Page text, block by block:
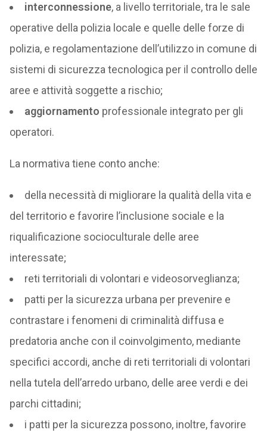
interconnessione, a livello territoriale, tra le sale
operative della polizia locale e quelle delle forze di
polizia, e regolamentazione dell’utilizzo in comune di
sistemi di sicurezza tecnologica per il controllo delle
aree e attività soggette a rischio;
aggiornamento professionale integrato per gli
operatori.
La normativa tiene conto anche:
della necessità di migliorare la qualità della vita e
del territorio e favorire l’inclusione sociale e la
riqualificazione socioculturale delle aree
interessate;
reti territoriali di volontari e videosorveglianza;
patti per la sicurezza urbana per prevenire e
contrastare i fenomeni di criminalità diffusa e
predatoria anche con il coinvolgimento, mediante
specifici accordi, anche di reti territoriali di volontari
nella tutela dell’arredo urbano, delle aree verdi e dei
parchi cittadini;
i patti per la sicurezza possono, inoltre, favorire